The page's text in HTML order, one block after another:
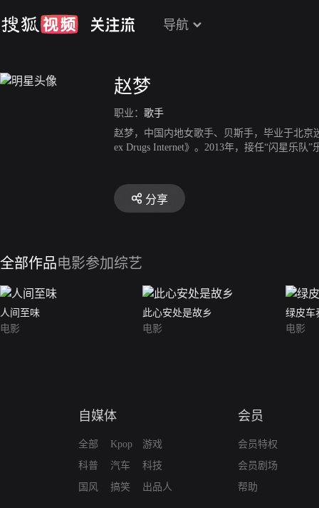
导航
赵梦
职业： 歌手
赵梦，中国内地女歌手、贝斯手，毕业于北京
ex Drugs Internet》。2013年，接任“闪星乐
浪第三季》。
分享
全部作品电影参加综艺
人间至味
电影
此心安处是故乡
电影
绿皮车
电影
自媒体
全部
科普
国风
Kpop
汽车
搞笑
游戏
科技
出品人
会员
会员特权
会员剧场
帮助